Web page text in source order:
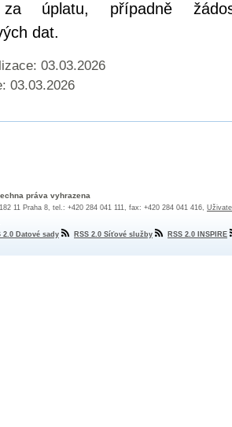
za úplatu, případně
dat.
03.03.2026
03.03.2026
práva vyhrazena
11 Praha 8, tel.: +420 284 041 111, fax: +420 284 041 416,
2.0 Datové sady RSS 2.0 Síťové služby RSS 2.0 INSPIRE